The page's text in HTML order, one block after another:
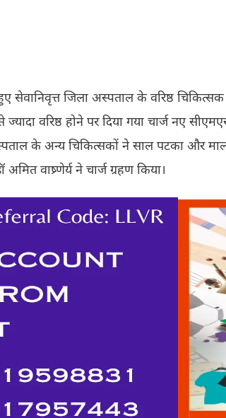
सेवानिवृत्त जिला अस्पताल के वरिष्ठ
वरिष्ठ होने पर दिया गया चार्ज नए
के अन्य चिकित्सकों ने साल पटका और
वाष्र्णेर्य ने चार्ज ग्रहण किया।